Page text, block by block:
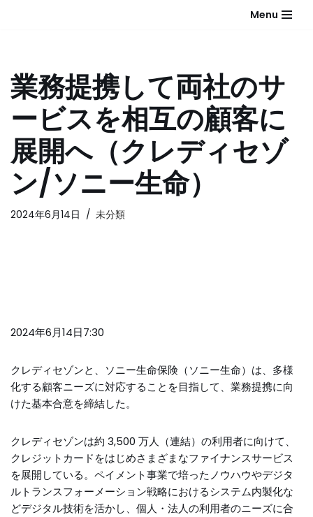
テ
ン
へ
ス
キ
ッ
プ
Menu
業務提携して両社のサ
ービスを相互の顧客に
展開へ（クレディセゾ
ン/ソニー生命）
2024年6月14日 未分類
2024年6月14日7:30
クレディセゾンと、ソニー生命保険（ソニー生命）は、多様
化する顧客ニーズに対応することを目指して、業務提携に向
けた基本合意を締結した。
クレディセゾンは約 3,500 万人（連結）の利用者に向けて、
クレジットカードをはじめさまざまなファイナンスサービス
を展開している。ペイメント事業で培ったノウハウやデジタ
ルトランスフォーメーション戦略におけるシステム内製化な
どデジタル技術を活かし、個人・法人の利用者のニーズに合